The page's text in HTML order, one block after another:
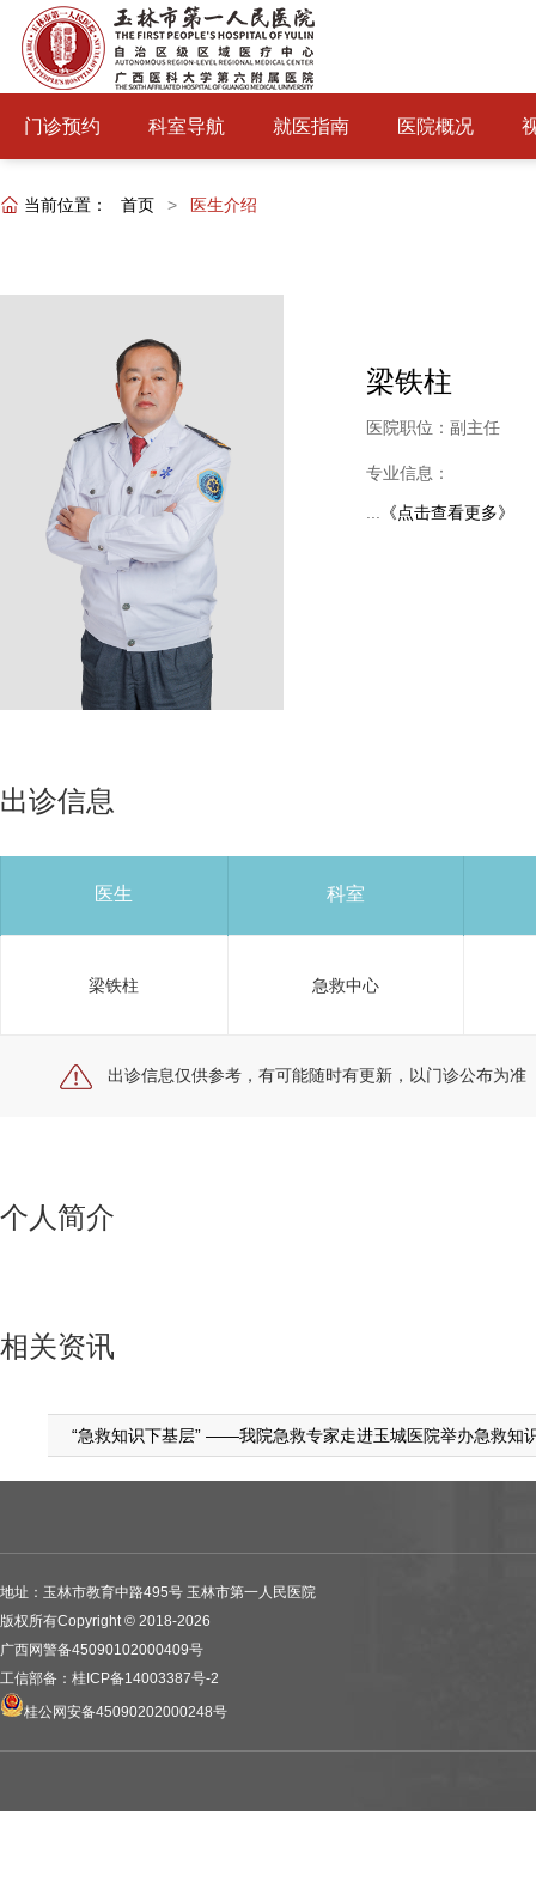
门诊预约 科室导航 就医指南 医院概况
当前位置： 首页 > 医生介绍
梁铁柱
医院职位：副主任
专业信息：
《点击查看更多》
出诊信息
医生 科室
梁铁柱 急救中心
出诊信息仅供参考，有可能随时有更新，以门诊公布为准
个人简介
相关资讯
“急救知识下基层” ——我院急救专家走进玉城医院举办急救知
地址：玉林市教育中路495号 玉林市第一人民医院
版权所有Copyright © 2018-2026
广西网警备45090102000409号
工信部备：桂ICP备14003387号-2
桂公网安备45090202000248号